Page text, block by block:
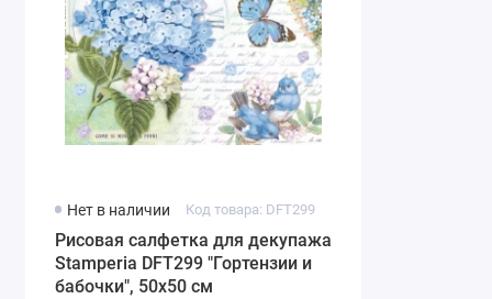
Нет в наличии Код товара: DFT299
Рисовая салфетка для декупажа
Stamperia DFT299 "Гортензии и
бабочки", 50х50 см